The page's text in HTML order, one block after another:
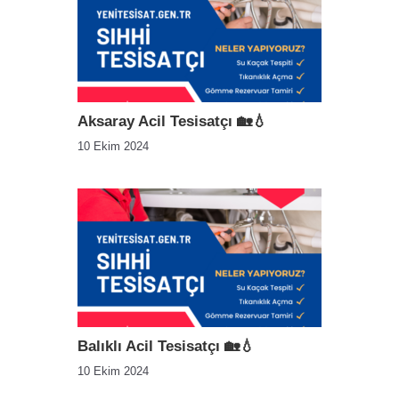
Aksaray Acil Tesisatçı 🏡💧
10 Ekim 2024
Balıklı Acil Tesisatçı 🏡💧
10 Ekim 2024